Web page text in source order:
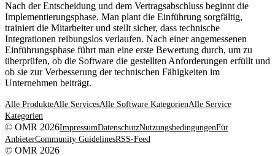
Nach der Entscheidung und dem Vertragsabschluss beginnt die
Implementierungsphase. Man plant die Einführung sorgfältig,
trainiert die Mitarbeiter und stellt sicher, dass technische
Integrationen reibungslos verlaufen. Nach einer angemessenen
Einführungsphase führt man eine erste Bewertung durch, um zu
überprüfen, ob die Software die gestellten Anforderungen erfüllt und
ob sie zur Verbesserung der technischen Fähigkeiten im
Unternehmen beiträgt.
Alle ProdukteAlle ServicesAlle Software KategorienAlle Service
Kategorien
© OMR 2026ImpressumDatenschutzNutzungsbedingungenFür
AnbieterCommunity GuidelinesRSS-Feed
© OMR 2026